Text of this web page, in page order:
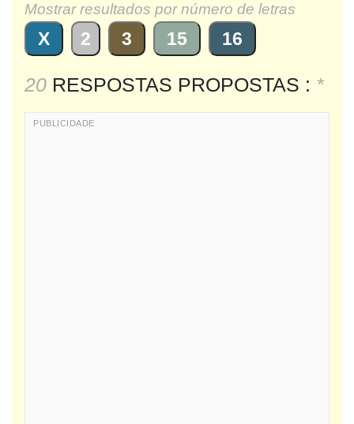
Mostrar resultados por número de letras
X 2 3 15 16
20 RESPOSTAS PROPOSTAS : *